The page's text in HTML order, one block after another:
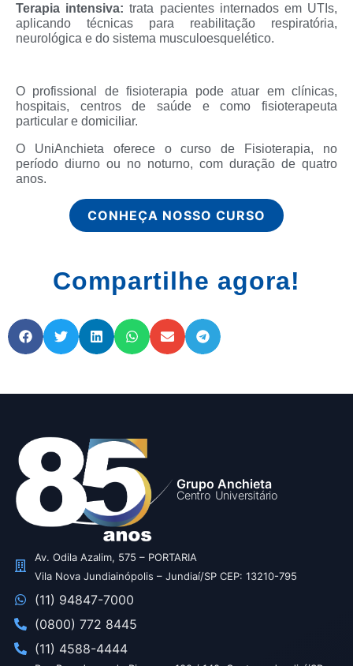
Terapia intensiva: trata pacientes internados em UTIs,
aplicando técnicas para reabilitação respiratória,
neurológica e do sistema musculoesquelético.
O profissional de fisioterapia pode atuar em clínicas,
hospitais, centros de saúde e como fisioterapeuta
particular e domiciliar.
O UniAnchieta oferece o curso de Fisioterapia, no
período diurno ou no noturno, com duração de quatro
anos.
CONHEÇA NOSSO CURSO
Compartilhe agora!
Grupo Anchieta
Centro Universitário
Av. Odila Azalim, 575 – PORTARIA
Vila Nova Jundiainópolis – Jundiaí/SP CEP: 13210-795
(11) 94847-7000
(0800) 772 8445
(11) 4588-4444